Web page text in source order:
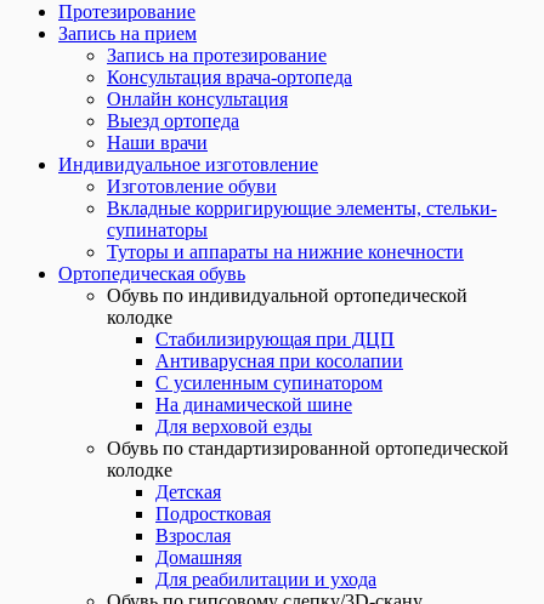
Протезирование
Запись на прием
Запись на протезирование
Консультация врача-ортопеда
Онлайн консультация
Выезд ортопеда
Наши врачи
Индивидуальное изготовление
Изготовление обуви
Вкладные корригирующие элементы, стельки-
супинаторы
Туторы и аппараты на нижние конечности
Ортопедическая обувь
Обувь по индивидуальной ортопедической
колодке
Стабилизирующая при ДЦП
Антиварусная при косолапии
С усиленным супинатором
На динамической шине
Для верховой езды
Обувь по стандартизированной ортопедической
колодке
Детская
Подростковая
Взрослая
Домашняя
Для реабилитации и ухода